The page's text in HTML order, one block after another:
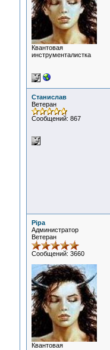
Квантовая
инструменталистка
Станислав
Ветеран
Сообщений: 867
Pipa
Администратор
Ветеран
Сообщений: 3660
Квантовая